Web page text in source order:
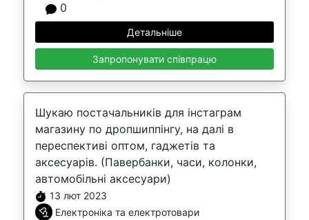
0
Детальніше
Запропонувати співпрацю
Шукаю постачальників для інстаграм
магазину по дропшиппінгу, на далі в
переспективі оптом, гаджетів та
аксесуарів. (Павербанки, часи, колонки,
автомобільні аксесуари)
13 лют 2023
Електроніка та електротовари